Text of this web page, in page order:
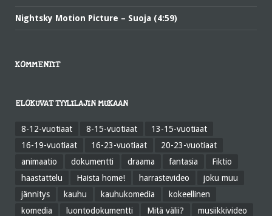
Nightsky Motion Picture – Suoja (4:59)
KOMMENTIT
ELOKUVAT TYYLILAJIN MUKAAN
8-12-vuotiaat 8-15-vuotiaat
13-15-vuotiaat
16-19-vuotiaat
16-23-vuotiaat
20-23-vuotiaat
animaatio
dokumentti draama fantasia
Fiktio
haastattelu
Haista home! harrastevideo
joku muu
jännitys
kauhu kauhukomedia
kokeellinen
komedia
luontodokumentti Mitä välii?
musiikkivideo